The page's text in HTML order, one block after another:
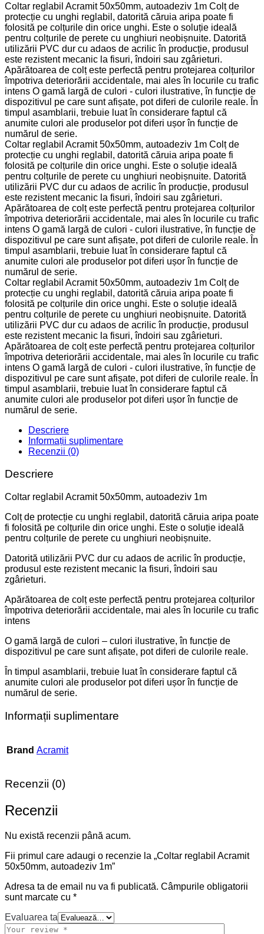
Coltar reglabil Acramit 50x50mm, autoadeziv 1m Colț de
protecție cu unghi reglabil, datorită căruia aripa poate fi
folosită pe colțurile din orice unghi. Este o soluție ideală
pentru colțurile de perete cu unghiuri neobișnuite. Datorită
utilizării PVC dur cu adaos de acrilic în producție, produsul
este rezistent mecanic la fisuri, îndoiri sau zgârieturi.
Apărătoarea de colț este perfectă pentru protejarea colțurilor
împotriva deteriorării accidentale, mai ales în locurile cu trafic
intens O gamă largă de culori - culori ilustrative, în funcție de
dispozitivul pe care sunt afișate, pot diferi de culorile reale. În
timpul asamblarii, trebuie luat în considerare faptul că
anumite culori ale produselor pot diferi ușor în funcție de
numărul de serie.
Coltar reglabil Acramit 50x50mm, autoadeziv 1m Colț de
protecție cu unghi reglabil, datorită căruia aripa poate fi
folosită pe colțurile din orice unghi. Este o soluție ideală
pentru colțurile de perete cu unghiuri neobișnuite. Datorită
utilizării PVC dur cu adaos de acrilic în producție, produsul
este rezistent mecanic la fisuri, îndoiri sau zgârieturi.
Apărătoarea de colț este perfectă pentru protejarea colțurilor
împotriva deteriorării accidentale, mai ales în locurile cu trafic
intens O gamă largă de culori - culori ilustrative, în funcție de
dispozitivul pe care sunt afișate, pot diferi de culorile reale. În
timpul asamblarii, trebuie luat în considerare faptul că
anumite culori ale produselor pot diferi ușor în funcție de
numărul de serie.
Coltar reglabil Acramit 50x50mm, autoadeziv 1m Colț de
protecție cu unghi reglabil, datorită căruia aripa poate fi
folosită pe colțurile din orice unghi. Este o soluție ideală
pentru colțurile de perete cu unghiuri neobișnuite. Datorită
utilizării PVC dur cu adaos de acrilic în producție, produsul
este rezistent mecanic la fisuri, îndoiri sau zgârieturi.
Apărătoarea de colț este perfectă pentru protejarea colțurilor
împotriva deteriorării accidentale, mai ales în locurile cu trafic
intens O gamă largă de culori - culori ilustrative, în funcție de
dispozitivul pe care sunt afișate, pot diferi de culorile reale. În
timpul asamblarii, trebuie luat în considerare faptul că
anumite culori ale produselor pot diferi ușor în funcție de
numărul de serie.
Descriere
Informații suplimentare
Recenzii (0)
Descriere
Coltar reglabil Acramit 50x50mm, autoadeziv 1m
Colț de protecție cu unghi reglabil, datorită căruia aripa poate
fi folosită pe colțurile din orice unghi. Este o soluție ideală
pentru colțurile de perete cu unghiuri neobișnuite.
Datorită utilizării PVC dur cu adaos de acrilic în producție,
produsul este rezistent mecanic la fisuri, îndoiri sau
zgârieturi.
Apărătoarea de colț este perfectă pentru protejarea colțurilor
împotriva deteriorării accidentale, mai ales în locurile cu trafic
intens
O gamă largă de culori – culori ilustrative, în funcție de
dispozitivul pe care sunt afișate, pot diferi de culorile reale.
În timpul asamblarii, trebuie luat în considerare faptul că
anumite culori ale produselor pot diferi ușor în funcție de
numărul de serie.
Informații suplimentare
Brand Acramit
Recenzii (0)
Recenzii
Nu există recenzii până acum.
Fii primul care adaugi o recenzie la „Coltar reglabil Acramit
50x50mm, autoadeziv 1m”
Adresa ta de email nu va fi publicată. Câmpurile obligatorii
sunt marcate cu *
Evaluarea ta